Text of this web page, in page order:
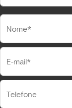
Nome*
E-mail*
Telefone